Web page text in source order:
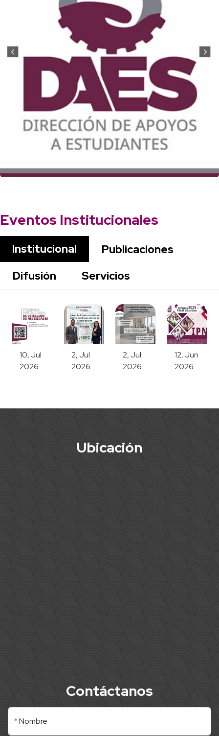
Eventos Institucionales
Institucional
Publicaciones
Difusión
Servicios
10, Jul
2026
2, Jul
2026
2, Jul
2026
12, Jun
2026
Ubicación
Contáctanos
*Nombre